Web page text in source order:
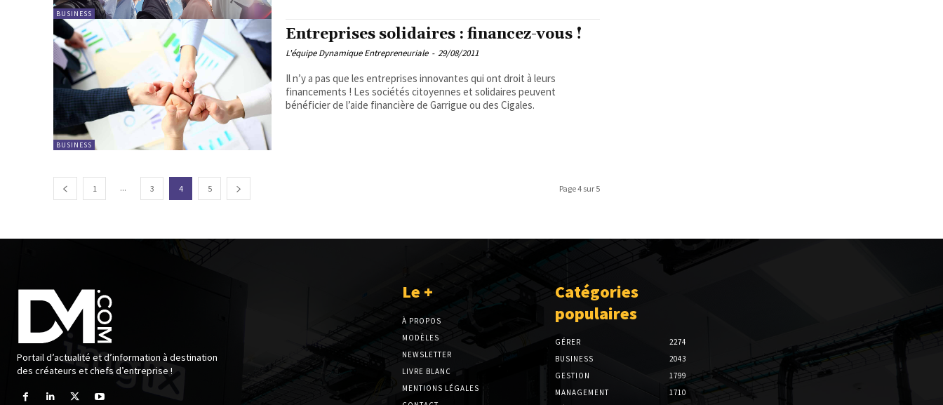
BUSINESS
BUSINESS
Entreprises solidaires : financez-vous !
L'équipe Dynamique Entrepreneuriale - 29/08/2011
Il n’y a pas que les entreprises innovantes qui ont droit à leurs
financements ! Les sociétés citoyennes et solidaires peuvent
bénéficier de l’aide financière de Garrigue ou des Cigales.
1 ... 3 4 5 Page 4 sur 5
Portail d’actualité et d’information à destination
des créateurs et chefs d’entreprise !
Le +
À PROPOS
MODÈLES
NEWSLETTER
LIVRE BLANC
MENTIONS LÉGALES
Catégories
populaires
GÉRER
2274
BUSINESS
2043
GESTION
1799
MANAGEMENT
1710